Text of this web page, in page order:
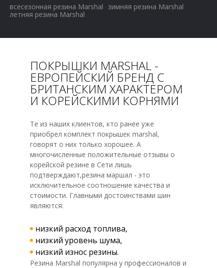
всесезонная резина Marshal зимняя резина Marshal
летняя резина Marshal
ПОКРЫШКИ MARSHAL -
ЕВРОПЕЙСКИЙ БРЕНД С
БРИТАНСКИМ ХАРАКТЕРОМ
И КОРЕЙСКИМИ КОРНЯМИ
Те из наших клиентов, кто ранее уже
приобрел комплект покрышек marshal,
говорят о них только хорошее. А
многочисленные положительные отзывы о
корейской резине в Сети лишь
подтверждают,резина маршал - это
исключительное соотношение качества и
стоимости. Главными достоинствами шин
являются:
низкий расход топлива,
низкий уровень шума,
низкий износ резины.
Резина Marshal популярна у профессионалов и